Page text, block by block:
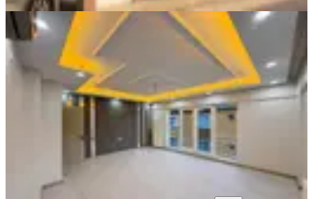
ÇOCUK PARKI
Yahya Kaptan'ın Gözde Bölgesi
Gökkuşağı Evleri 3+1 Satılık Daire
İzmit, Yahyakaptan Mahallesi
3+1·140 m²·3. Kat·27.07.2026
ASRINN GAYRİMENKUL kübra oskay